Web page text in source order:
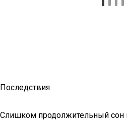
Последствия
Слишком продолжительный сон